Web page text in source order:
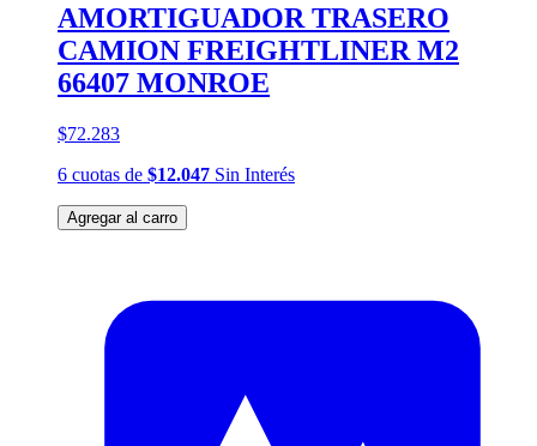
AMORTIGUADOR TRASERO
CAMION FREIGHTLINER M2
66407 MONROE
$72.283
6 cuotas de $12.047 Sin Interés
Agregar al carro